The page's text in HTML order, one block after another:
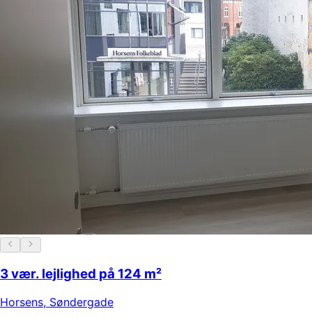
3 vær. lejlighed på 124 m²
Horsens, Søndergade